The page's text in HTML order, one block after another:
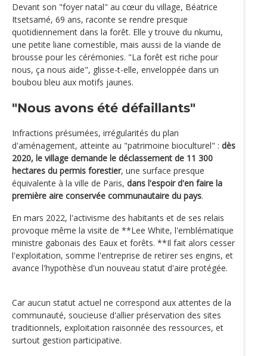
Devant son "foyer natal" au cœur du village, Béatrice
Itsetsamé, 69 ans, raconte se rendre presque
quotidiennement dans la forêt. Elle y trouve du nkumu,
une petite liane comestible, mais aussi de la viande de
brousse pour les cérémonies. "La forêt est riche pour
nous, ça nous aide", glisse-t-elle, enveloppée dans un
boubou bleu aux motifs jaunes.
"Nous avons été défaillants"
Infractions présumées, irrégularités du plan
d'aménagement, atteinte au "patrimoine bioculturel" : dès
2020, le village demande le déclassement de 11 300
hectares du permis forestier, une surface presque
équivalente à la ville de Paris, dans l'espoir d'en faire la
première aire conservée communautaire du pays.
En mars 2022, l'activisme des habitants et de ses relais
provoque même la visite de **Lee White, l'emblématique
ministre gabonais des Eaux et forêts. **Il fait alors cesser
l'exploitation, somme l'entreprise de retirer ses engins, et
avance l'hypothèse d'un nouveau statut d'aire protégée.
Car aucun statut actuel ne correspond aux attentes de la
communauté, soucieuse d'allier préservation des sites
traditionnels, exploitation raisonnée des ressources, et
surtout gestion participative.